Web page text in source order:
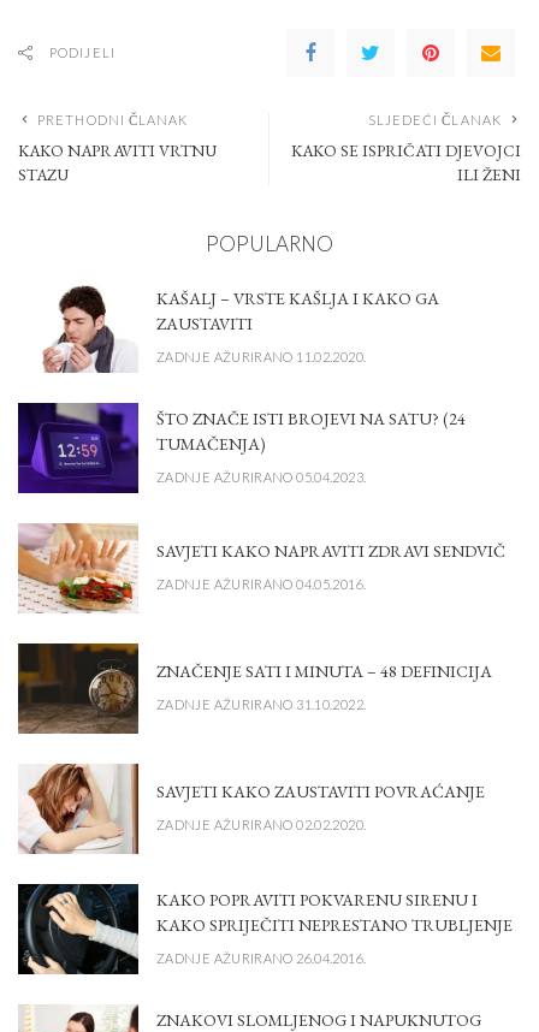
PODIJELI
PRETHODNI ČLANAK
KAKO NAPRAVITI VRTNU
STAZU
SLJEDEĆI ČLANAK
KAKO SE ISPRIČATI DJEVOJCI
ILI ŽENI
POPULARNO
KAŠALJ – VRSTE KAŠLJA I KAKO GA
ZAUSTAVITI
ZADNJE AŽURIRANO 11.02.2020.
ŠTO ZNAČE ISTI BROJEVI NA SATU? (24
TUMAČENJA)
ZADNJE AŽURIRANO 05.04.2023.
SAVJETI KAKO NAPRAVITI ZDRAVI SENDVIČ
ZADNJE AŽURIRANO 04.05.2016.
ZNAČENJE SATI I MINUTA – 48 DEFINICIJA
ZADNJE AŽURIRANO 31.10.2022.
SAVJETI KAKO ZAUSTAVITI POVRAĆANJE
ZADNJE AŽURIRANO 02.02.2020.
KAKO POPRAVITI POKVARENU SIRENU I
KAKO SPRIJEČITI NEPRESTANO TRUBLJENJE
ZADNJE AŽURIRANO 26.04.2016.
ZNAKOVI SLOMLJENOG I NAPUKNUTOG